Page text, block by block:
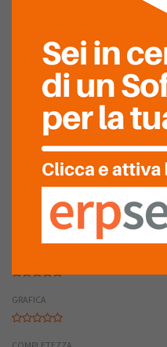
NELLA MEDIA
PESSIMO
RIASSUNTO PUNTEGGIO
GRAFICA